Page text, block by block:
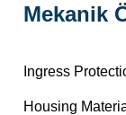
Mekanik
Ingress
Housing